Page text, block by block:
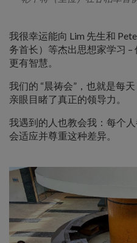
我很幸运能向 Lim 先生和
务首长）等杰出思想家学习
更有智慧。
我们的 “晨祷会”，也就是每
亲眼目睹了真正的领导力。
我遇到的人也教会我：每个
会适应并尊重这种差异。